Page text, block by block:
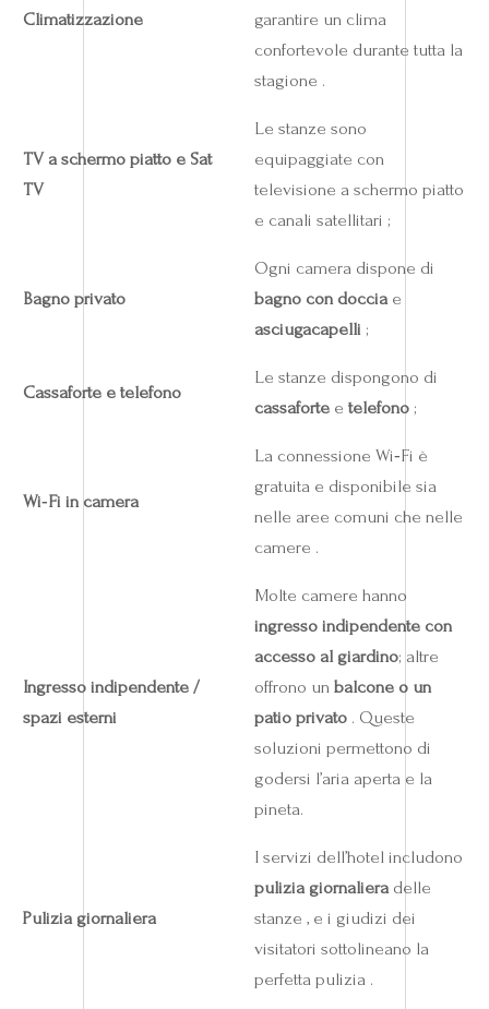
Climatizzazione
garantire un clima
confortevole durante tutta la
stagione .
TV a schermo piatto e Sat
TV
Le stanze sono
equipaggiate con
televisione a schermo piatto
e canali satellitari ;
Bagno privato
Ogni camera dispone di
bagno con docciae
asciugacapelli;
Cassaforte e telefono
Le stanze dispongono di
cassafortee telefono;
Wi‑Fi in camera
La connessione Wi‑Fi è
gratuita e disponibile sia
nelle aree comuni che nelle
camere .
Ingresso indipendente /
spazi esterni
Molte camere hanno
ingresso indipendente con
accesso al giardino; altre
offrono un balcone o un
patio privato. Queste
soluzioni permettono di
godersi l’aria aperta e la
pineta.
Pulizia giornaliera
I servizi dell’hotel includono
pulizia giornalieradelle
stanze , e i giudizi dei
visitatori sottolineano la
perfetta pulizia .